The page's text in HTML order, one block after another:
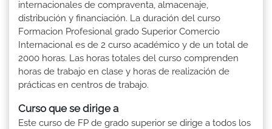
internacionales de compraventa, almacenaje,
distribución y financiación. La duración del curso
Formacion Profesional grado Superior Comercio
Internacional es de 2 curso académico y de un total de
2000 horas. Las horas totales del curso comprenden
horas de trabajo en clase y horas de realización de
prácticas en centros de trabajo.
Curso que se dirige a
Este curso de FP de grado superior se dirige a todos los